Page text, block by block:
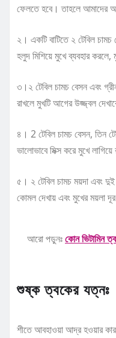
ফেলতে হবে। তাহলে আমাদের
২। একটি বাটিতে ২ টেবিল
হলুদ মিশিয়ে মুখে ব্যবহার
৩।২ টেবিল চামচ বেসন এবং
রাখলে মুখটি আগের উজ্জ্বল
৪। 2 টেবিল চামচ বেসন, তিন
ভালোভাবে মিক্স করে মুখে
৫। ২ টেবিল চামচ ময়দা এবং দুই
কোমল দেখায় এবং মুখের ময়লা
আরো পড়ুনঃকোন ভিটামিন
শুষ্ক ত্বকের যত্নঃ
শীতে আবহাওয়া আদ্র হওয়ার